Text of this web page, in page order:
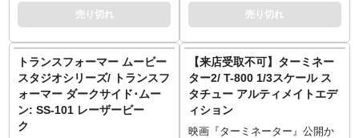
クサイド・ムーン』にて新たな
カラーリングとなったラチェッ
レスキュー車仕様のハマーH2か
らフル可動のアクションフィギ
ュアへの完全変形はもちろん、
映画本編に登場した姿を完全再
現。好評を得たMPM-11からカ
ラー仕様を一新して、より劇中
売り切れ
ムーン』に登場するバンブルビ
―を再現。シボレーカマロに変
加しサムと離れて暮らしていた
が、彼がレーザービークに襲わ
れた事で再び護衛につくことに
なる。ロボットモードはバトル
マスクを装着した状態を再現。
売り切れ
トランスフォーマー ムービー
スタジオシリーズ/ トランスフ
ォーマー ダークサイド･ムー
ン: SS-101 レーザービー
ク
【来店受取不可】ターミネー
ター2/ T-800 1/3スケール ス
タチュー アルティメイトエデ
ィション
映画『ターミネーター』公開か